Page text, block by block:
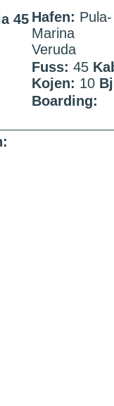
45 Hafen: Pula-
Marina
Veruda
Fuss: 45
Kojen: 10
Boarding: